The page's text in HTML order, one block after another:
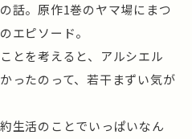
話。原作1巻のヤマ場にまつ
エピソード。
とを考えると、アルシエル
ったのって、若干まずい気が
生活のことでいっぱいなん